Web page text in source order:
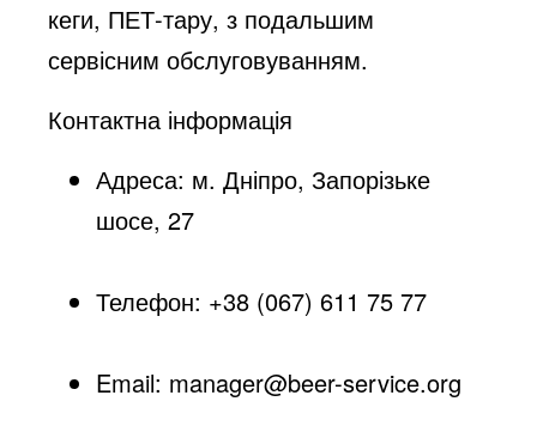
кеги, ПЕТ-тару, з подальшим
сервісним обслуговуванням.​
Контактна інформація
Адреса: м. Дніпро, Запорізьке
шосе, 27​
Телефон: +38 (067) 611 75 77​
Email: manager@beer-service.org